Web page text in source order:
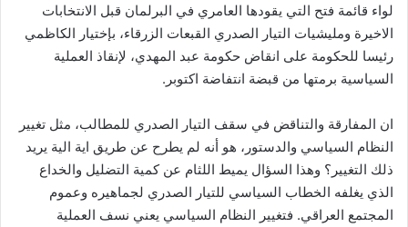
لواء قائمة فتح التي يقودها العامري في البرلمان قبل الانتخابات
الاخيرة ومليشيات التيار الصدري القبعات الزرقاء، بإختيار الكاظمي
رئيسا للحكومة على انقاض حكومة عبد المهدي، لإنقاذ العملية
السياسية برمتها من قبضة انتفاضة اكتوبر.
ان المفارقة والتناقض في سقف التيار الصدري للمطالب، مثل تغيير
النظام السياسي والدستور، هو أنه لم يطرح عن طريق اية الية يريد
ذلك التغيير؟ وهذا السؤال يميط اللثام عن كمية التضليل والخداع
الذي يغلفه الخطاب السياسي للتيار الصدري لجماهيره وعموم
المجتمع العراقي. فتغيير النظام السياسي يعني نسف العملية